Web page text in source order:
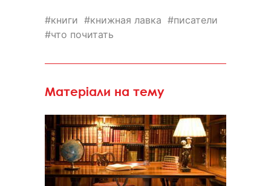
книги книжная лавка
писатели
что почитать
Матеріали на тему